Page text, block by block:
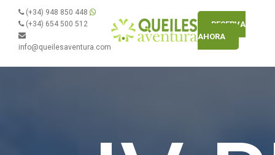
(+34) 948 850 448
(+34) 654 500 512
info@queilesaventura.com
RESERVA
AHORA